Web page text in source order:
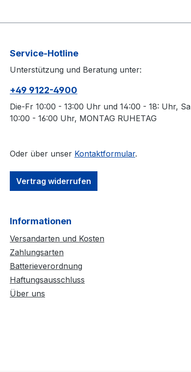
Service-Hotline
Unterstützung und Beratung unter:
+49 9122-4900
Die-Fr 10:00 - 13:00 Uhr und 14:00 - 18: Uhr, Sa
10:00 - 16:00 Uhr, MONTAG RUHETAG
Oder über unser Kontaktformular.
Vertrag widerrufen
Informationen
Versandarten und Kosten
Zahlungsarten
Batterieverordnung
Haftungsausschluss
Über uns